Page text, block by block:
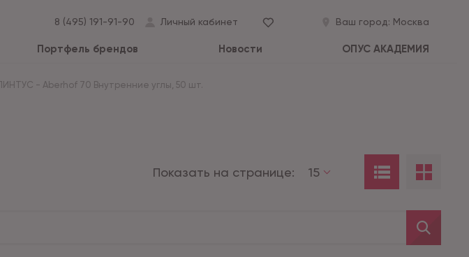
8 (495) 191-91-90 Личный кабинет Ваш город: Москва
Портфель брендов Новости ОПУС АКАДЕМИЯ
- Aberhof 70 Внутренние углы, 50 шт.
Показать на странице: 15